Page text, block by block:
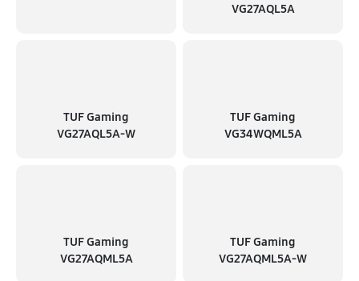
VG27AQL5A
TUF Gaming
VG27AQL5A-W
TUF Gaming
VG34WQML5A
TUF Gaming
VG27AQML5A
TUF Gaming
VG27AQML5A-W